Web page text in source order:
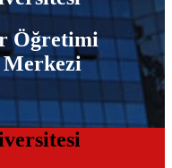
Öğretimi
Merkezi